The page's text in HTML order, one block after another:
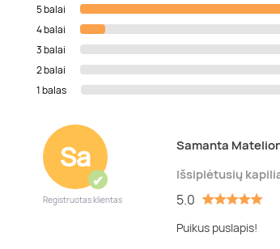
5 balai
4 balai
3 balai
2 balai
1 balas
Sa
✔
Registruotas klientas
Samanta
Išsiplėtusių
5.0
Puikus puslapis!